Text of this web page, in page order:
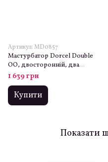
Артикул: MD0857
Мастурбатор Dorcel Double
OO, двосторонній, два
рельєфи
1 639 грн
Купити
Показати